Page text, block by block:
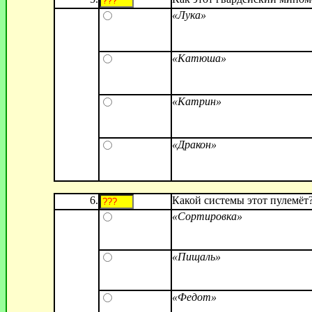
«Лука»
«Катюша»
«Катрин»
«Дракон»
6.
Какой системы этот
«Сортировка»
«Пищаль»
«Федот»